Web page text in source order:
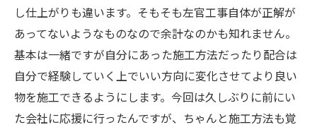
し仕上がりも違います。そもそも左官工事自体が正解が
あってないようなものなので余計なのかも知れません。
基本は一緒ですが自分にあった施工方法だったり配合は
自分で経験していく上でいい方向に変化させてより良い
物を施工できるようにします。今回は久しぶりに前にい
た会社に応援に行ったんですが、ちゃんと施工方法も覚